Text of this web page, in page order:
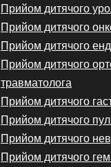
Прийом дитячого
Прийом дитячого
Прийом дитячого
Прийом дитячого
травматолога
Прийом дитячого
Прийом дитячого
Прийом дитячого
Прийом дитячого